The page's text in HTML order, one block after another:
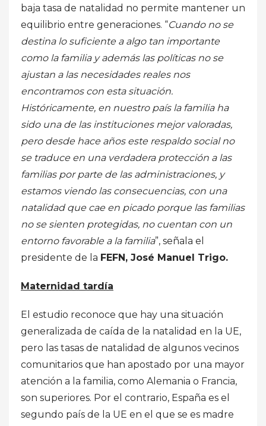
baja tasa de natalidad no permite mantener un
equilibrio entre generaciones. “Cuando no se
destina lo suficiente a algo tan importante
como la familia y además las políticas no se
ajustan a las necesidades reales nos
encontramos con esta situación.
Históricamente, en nuestro país la familia ha
sido una de las instituciones mejor valoradas,
pero desde hace años este respaldo social no
se traduce en una verdadera protección a las
familias por parte de las administraciones, y
estamos viendo las consecuencias, con una
natalidad que cae en picado porque las familias
no se sienten protegidas, no cuentan con un
entorno favorable a la familia”, señala el
presidente de la FEFN, José Manuel Trigo.
Maternidad tardía
El estudio reconoce que hay una situación
generalizada de caída de la natalidad en la UE,
pero las tasas de natalidad de algunos vecinos
comunitarios que han apostado por una mayor
atención a la familia, como Alemania o Francia,
son superiores. Por el contrario, España es el
segundo país de la UE en el que se es madre